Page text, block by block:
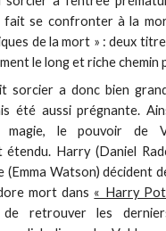
fait se confronter à la
de la mort » : deux
le long et riche chemin
sorcier a donc bien
été aussi prégnante.
le pouvoir de
étendu. Harry (Daniel
(Emma Watson) décident
mort dans « Harry
retrouver les